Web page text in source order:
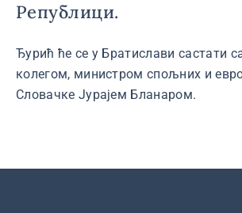
Републици.
Ђурић ће се у Братислави састати
колегом, министром спољних и
Словачке Јурајем Бланаром.